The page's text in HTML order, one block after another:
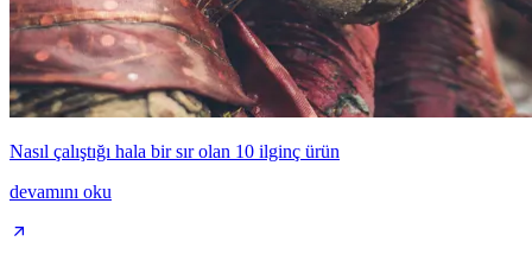
Nasıl çalıştığı hala bir sır olan 10 ilginç ürün
devamını oku